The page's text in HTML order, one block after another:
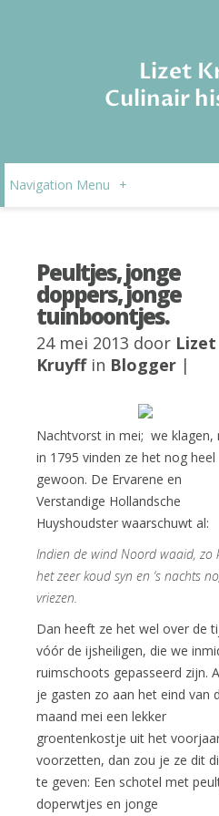
Lizet
Culinair
Navigation Menu +
Peultjes, jonge
doppers, jonge
tuinboontjes.
24 mei 2013 door Lizet
Kruyffin Blogger |
Nachtvorst in mei; we klagen,
in 1795 vinden ze het nog heel
gewoon. De Ervarene en
Verstandige Hollandsche
Huyshoudster waarschuwt al:
Indien de wind Noord waaid, zo
het zeer koud syn en ‘s nachts
vriezen.
Dan heeft ze het wel over de
vóór de ijsheiligen, die we
ruimschoots gepasseerd zijn.
je gasten zo aan het eind van
maand mei een lekker
groentenkostje uit het
voorzetten, dan zou je ze dit
te geven: Een schotel met
doperwtjes en jonge